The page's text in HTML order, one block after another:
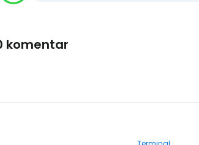
komentar